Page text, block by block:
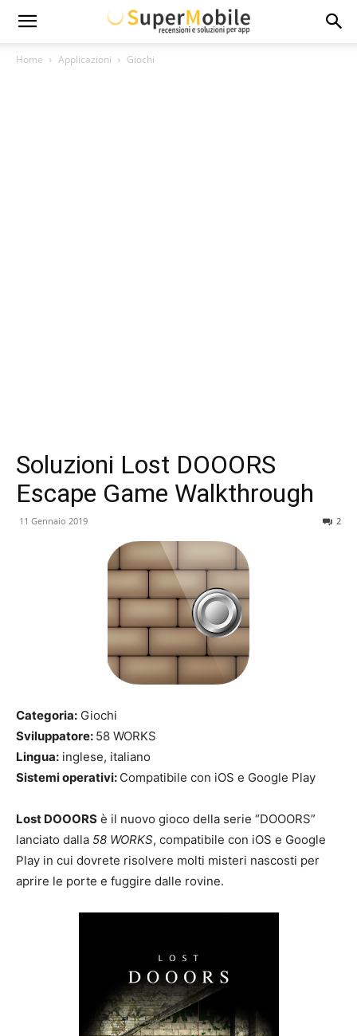
Super
Home Applicazioni Giochi
Soluzioni Lost DOOORS
Escape Game Walkthrough
11 Gennaio 2019 2
Categoria: Giochi
Sviluppatore: 58 WORKS
Lingua: inglese, italiano
Sistemi operativi: Compatibile con iOS e Google Play
Lost DOOORS è il nuovo gioco della serie “DOOORS”
lanciato dalla 58 WORKS, compatibile con iOS e Google
Play in cui dovrete risolvere molti misteri nascosti per
aprire le porte e fuggire dalle rovine.